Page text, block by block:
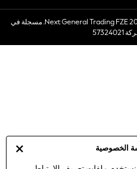
الخصوصية
حقوق الطبع والنشر محفوظة © لصالح 2026 Next General Trading FZE. مسجلة في